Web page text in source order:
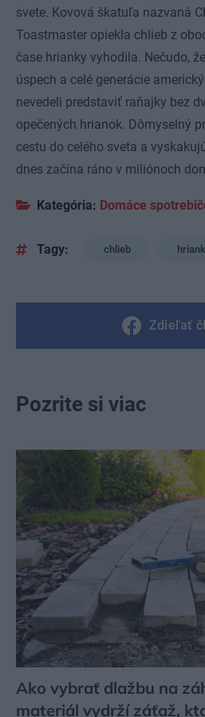
svete. Kovová škatuľa nazvaná
Toastmaster opiekla chlieb z
čase hrianky vyhodila. Nečudo,
úspech a celé generácie
nevedeli predstaviť raňajky bez
opečených hrianok. Dômyselný
cestu do celého sveta a
dnes začína ráno v miliónoch
Kategória: Domáce
Tagy: chlieb
Zdieľať
Pozrite si viac
Ako vybrať dlažbu na
materiál vydrží záťaž,